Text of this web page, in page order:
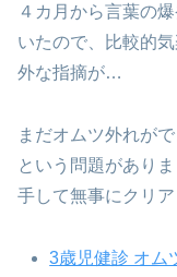
４カ月から言葉の
いたので、比較的
外な指摘が…
まだオムツ外れが
という問題があり
手して無事にクリア
3歳児健診 オム